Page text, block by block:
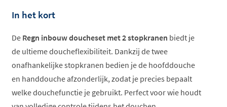
In het kort
De Regn inbouw doucheset met 2 stopkranen biedt je
de ultieme doucheflexibiliteit. Dankzij de twee
onafhankelijke stopkranen bedien je de hoofddouche
en handdouche afzonderlijk, zodat je precies bepaalt
welke douchefunctie je gebruikt. Perfect voor wie houdt